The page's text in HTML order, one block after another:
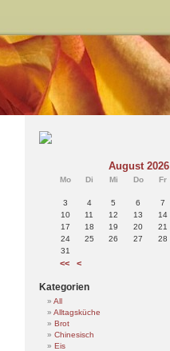
August 2026
Mo Di Mi Do Fr
3
4 5 6 7
10
11 12 13 14
17
18 19 20 21
24
25 26 27 28
31
<< <
Kategorien
All
Alltagsküche
Brot
Chinesisch
Eis